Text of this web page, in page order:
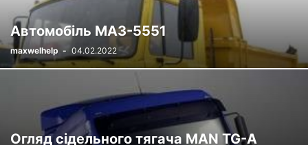
Автомобіль МАЗ-5551
maxwelhelp - 04.02.2022
Огляд сідельного тягача MAN TG-A